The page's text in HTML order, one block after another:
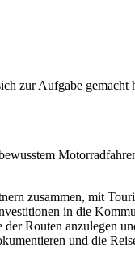
zur Aufgabe
zusammen, mit
in die
Routen
und die